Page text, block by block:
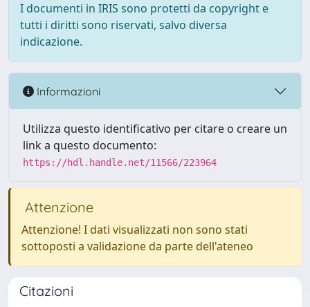
I documenti in IRIS sono protetti da copyright e
tutti i diritti sono riservati, salvo diversa
indicazione.
Informazioni
Utilizza questo identificativo per citare o creare un
link a questo documento:
https://hdl.handle.net/11566/223964
Attenzione
Attenzione! I dati visualizzati non sono stati
sottoposti a validazione da parte dell'ateneo
Citazioni